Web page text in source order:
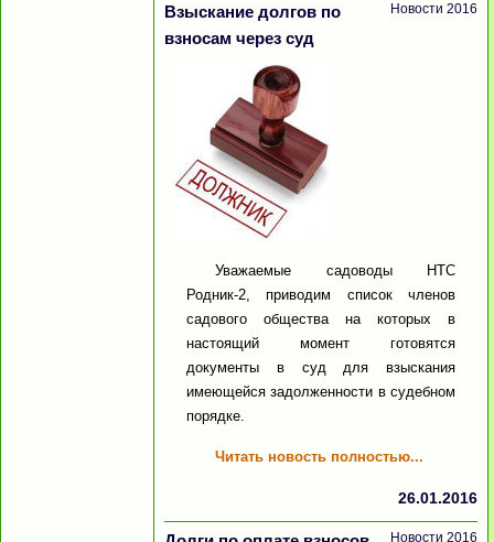
Взыскание долгов по
взносам через суд
Новости 2016
Уважаемые садоводы НТС
Родник-2, приводим список членов
садового общества на которых в
настоящий момент готовятся
документы в суд для взыскания
имеющейся задолженности в судебном
порядке.
Читать новость полностью...
26.01.2016
Новости 2016